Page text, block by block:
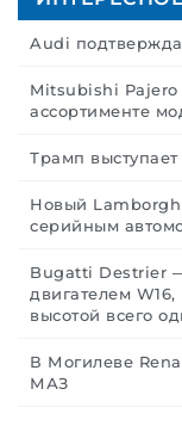
Audi
Mitsubishi Pajero
ассортименте
Трамп
Новый
серийным
Bugatti Destrier
двигателем
высотой всего
В Могилеве
МАЗ